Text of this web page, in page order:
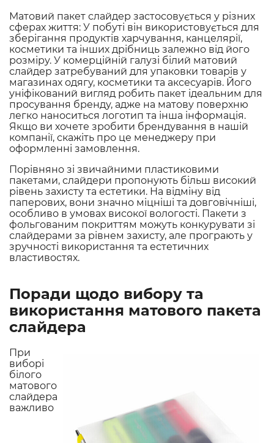
Матовий пакет слайдер застосовується у різних
сферах життя: У побуті він використовується для
зберігання продуктів харчування, канцелярії,
косметики та інших дрібниць залежно від його
розміру. У комерційній галузі білий матовий
слайдер затребуваний для упаковки товарів у
магазинах одягу, косметики та аксесуарів. Його
уніфікований вигляд робить пакет ідеальним для
просування бренду, адже на матову поверхню
легко наноситься логотип та інша інформація.
Якщо ви хочете зробити брендування в нашій
компанії, скажіть про це менеджеру при
оформленні замовлення.
Порівняно зі звичайними пластиковими
пакетами, слайдери пропонують більш високий
рівень захисту та естетики. На відміну від
паперових, вони значно міцніші та довговічніші,
особливо в умовах високої вологості. Пакети з
фольгованим покриттям можуть конкурувати зі
слайдерами за рівнем захисту, але програють у
зручності використання та естетичних
властивостях.
Поради щодо вибору та
використання матового пакета
слайдера
При
виборі
білого
матового
слайдера
важливо